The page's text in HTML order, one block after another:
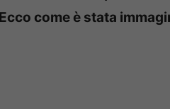
come è stata